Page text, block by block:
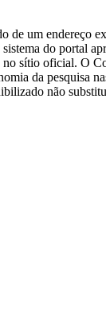
de um endereço
do portal
sítio oficial. O
da pesquisa
não